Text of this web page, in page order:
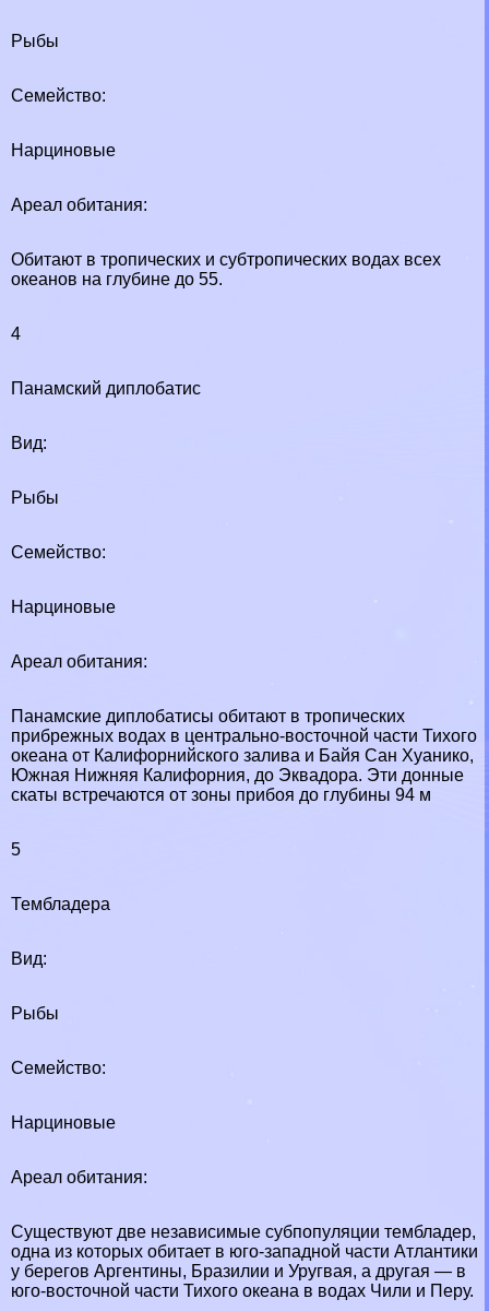
Рыбы
Семейство:
Нарциновые
Ареал обитания:
Обитают в тропических и субтропических водах всех
океанов на глубине до 55.
4
Панамский диплобатис
Вид:
Рыбы
Семейство:
Нарциновые
Ареал обитания:
Панамские диплобатисы обитают в тропических
прибрежных водах в центрально-восточной части Тихого
океана от Калифорнийского залива и Байя Сан Хуанико,
Южная Нижняя Калифорния, до Эквадора. Эти донные
скаты встречаются от зоны прибоя до глубины 94 м
5
Тембладера
Вид:
Рыбы
Семейство:
Нарциновые
Ареал обитания:
Существуют две независимые субпопуляции тембладер,
одна из которых обитает в юго-западной части Атлантики
у берегов Аргентины, Бразилии и Уругвая, а другая — в
юго-восточной части Тихого океана в водах Чили и Перу.